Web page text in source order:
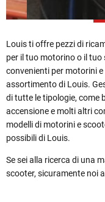
Louis ti offre pezzi di
per il tuo motorino o il
convenienti per motorini
assortimento di Louis.
di tutte le tipologie, come
accensione e molti altri
modelli di motorini e
possibili di Louis.
Se sei alla ricerca di una
scooter, sicuramente noi